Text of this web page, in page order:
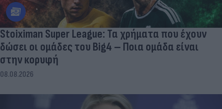
Stoiximan Super League: Τα χρήματα που έχουν
δώσει οι ομάδες του Big4 – Ποια ομάδα είναι
στην κορυφή
08.08.2026